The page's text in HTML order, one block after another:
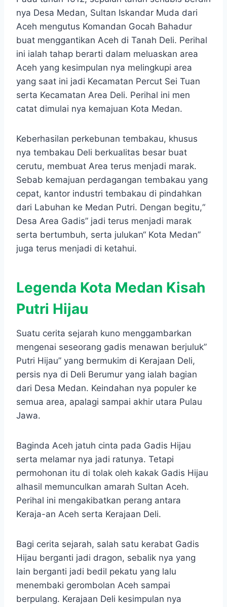
nya Desa Medan, Sultan Iskandar Muda dari
Aceh mengutus Komandan Gocah Bahadur
buat menggantikan Aceh di Tanah Deli. Perihal
ini ialah tahap berarti dalam meluaskan area
Aceh yang kesimpulan nya melingkupi area
yang saat ini jadi Kecamatan Percut Sei Tuan
serta Kecamatan Area Deli. Perihal ini men
catat dimulai nya kemajuan Kota Medan.
Keberhasilan perkebunan tembakau, khusus
nya tembakau Deli berkualitas besar buat
cerutu, membuat Area terus menjadi marak.
Sebab kemajuan perdagangan tembakau yang
cepat, kantor industri tembakau di pindahkan
dari Labuhan ke Medan Putri. Dengan begitu,“
Desa Area Gadis” jadi terus menjadi marak
serta bertumbuh, serta julukan“ Kota Medan”
juga terus menjadi di ketahui.
Legenda Kota Medan Kisah
Putri Hijau
Suatu cerita sejarah kuno menggambarkan
mengenai seseorang gadis menawan berjuluk”
Putri Hijau” yang bermukim di Kerajaan Deli,
persis nya di Deli Berumur yang ialah bagian
dari Desa Medan. Keindahan nya populer ke
semua area, apalagi sampai akhir utara Pulau
Jawa.
Baginda Aceh jatuh cinta pada Gadis Hijau
serta melamar nya jadi ratunya. Tetapi
permohonan itu di tolak oleh kakak Gadis Hijau
alhasil memunculkan amarah Sultan Aceh.
Perihal ini mengakibatkan perang antara
Keraja-an Aceh serta Kerajaan Deli.
Bagi cerita sejarah, salah satu kerabat Gadis
Hijau berganti jadi dragon, sebalik nya yang
lain berganti jadi bedil pekatu yang lalu
menembaki gerombolan Aceh sampai
berpulang. Kerajaan Deli kesimpulan nya